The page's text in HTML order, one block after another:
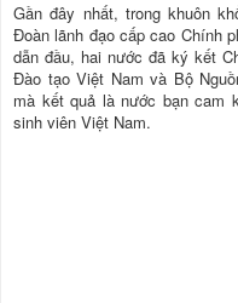
Gần đây nhất, trong khuôn
Đoàn lãnh đạo cấp cao Chính
dẫn đầu, hai nước đã ký kết
Đào tạo Việt Nam và Bộ
mà kết quả là nước bạn cam
sinh viên Việt Nam.